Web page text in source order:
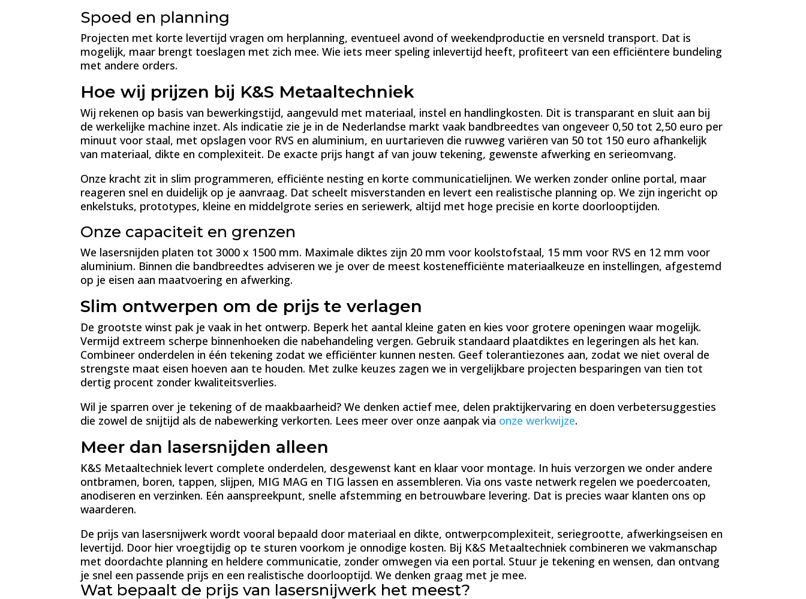
Spoed en planning
Projecten met korte levertijd vragen om herplanning, eventueel avond of weekendproductie en versneld transport. Dat is
mogelijk, maar brengt toeslagen met zich mee. Wie iets meer speling inlevertijd heeft, profiteert van een efficiëntere bundeling
met andere orders.
Hoe wij prijzen bij K&S Metaaltechniek
Wij rekenen op basis van bewerkingstijd, aangevuld met materiaal, instel en handlingkosten. Dit is transparant en sluit aan bij
de werkelijke machine inzet. Als indicatie zie je in de Nederlandse markt vaak bandbreedtes van ongeveer 0,50 tot 2,50 euro per
minuut voor staal, met opslagen voor RVS en aluminium, en uurtarieven die ruwweg variëren van 50 tot 150 euro afhankelijk
van materiaal, dikte en complexiteit. De exacte prijs hangt af van jouw tekening, gewenste afwerking en serieomvang.
Onze kracht zit in slim programmeren, efficiënte nesting en korte communicatielijnen. We werken zonder online portal, maar
reageren snel en duidelijk op je aanvraag. Dat scheelt misverstanden en levert een realistische planning op. We zijn ingericht op
enkelstuks, prototypes, kleine en middelgrote series en seriewerk, altijd met hoge precisie en korte doorlooptijden.
Onze capaciteit en grenzen
We lasersnijden platen tot 3000 x 1500 mm. Maximale diktes zijn 20 mm voor koolstofstaal, 15 mm voor RVS en 12 mm voor
aluminium. Binnen die bandbreedtes adviseren we je over de meest kostenefficiënte materiaalkeuze en instellingen, afgestemd
op je eisen aan maatvoering en afwerking.
Slim ontwerpen om de prijs te verlagen
De grootste winst pak je vaak in het ontwerp. Beperk het aantal kleine gaten en kies voor grotere openingen waar mogelijk.
Vermijd extreem scherpe binnenhoeken die nabehandeling vergen. Gebruik standaard plaatdiktes en legeringen als het kan.
Combineer onderdelen in één tekening zodat we efficiënter kunnen nesten. Geef tolerantiezones aan, zodat we niet overal de
strengste maat eisen hoeven aan te houden. Met zulke keuzes zagen we in vergelijkbare projecten besparingen van tien tot
dertig procent zonder kwaliteitsverlies.
Wil je sparren over je tekening of de maakbaarheid? We denken actief mee, delen praktijkervaring en doen verbetersuggesties
die zowel de snijtijd als de nabewerking verkorten. Lees meer over onze aanpak via onze werkwijze.
Meer dan lasersnijden alleen
K&S Metaaltechniek levert complete onderdelen, desgewenst kant en klaar voor montage. In huis verzorgen we onder andere
ontbramen, boren, tappen, slijpen, MIG MAG en TIG lassen en assembleren. Via ons vaste netwerk regelen we poedercoaten,
anodiseren en verzinken. Eén aanspreekpunt, snelle afstemming en betrouwbare levering. Dat is precies waar klanten ons op
waarderen.
De prijs van lasersnijwerk wordt vooral bepaald door materiaal en dikte, ontwerpcomplexiteit, seriegrootte, afwerkingseisen en
levertijd. Door hier vroegtijdig op te sturen voorkom je onnodige kosten. Bij K&S Metaaltechniek combineren we vakmanschap
met doordachte planning en heldere communicatie, zonder omwegen via een portal. Stuur je tekening en wensen, dan ontvang
je snel een passende prijs en een realistische doorlooptijd. We denken graag met je mee.
Wat bepaalt de prijs van lasersnijwerk het meest?